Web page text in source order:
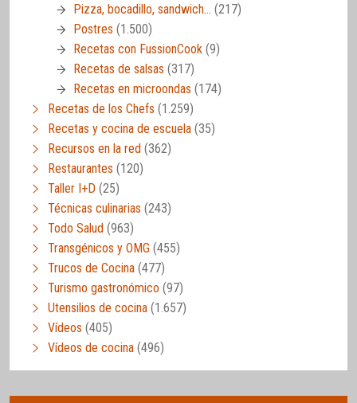
Pizza, bocadillo, sandwich… (217)
Postres (1.500)
Recetas con FussionCook (9)
Recetas de salsas (317)
Recetas en microondas (174)
Recetas de los Chefs (1.259)
Recetas y cocina de escuela (35)
Recursos en la red (362)
Restaurantes (120)
Taller I+D (25)
Técnicas culinarias (243)
Todo Salud (963)
Transgénicos y OMG (455)
Trucos de Cocina (477)
Turismo gastronómico (97)
Utensilios de cocina (1.657)
Vídeos (405)
Vídeos de cocina (496)